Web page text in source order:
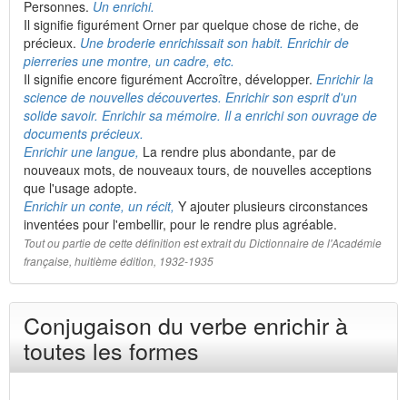
Personnes. Un enrichi.
Il signifie figurément Orner par quelque chose de riche, de
précieux. Une broderie enrichissait son habit. Enrichir de
pierreries une montre, un cadre, etc.
Il signifie encore figurément Accroître, développer. Enrichir la
science de nouvelles découvertes. Enrichir son esprit d'un
solide savoir. Enrichir sa mémoire. Il a enrichi son ouvrage de
documents précieux.
Enrichir une langue, La rendre plus abondante, par de
nouveaux mots, de nouveaux tours, de nouvelles acceptions
que l'usage adopte.
Enrichir un conte, un récit, Y ajouter plusieurs circonstances
inventées pour l'embellir, pour le rendre plus agréable.
Tout ou partie de cette définition est extrait du Dictionnaire de l'Académie
française, huitième édition, 1932-1935
Conjugaison du verbe enrichir à
toutes les formes